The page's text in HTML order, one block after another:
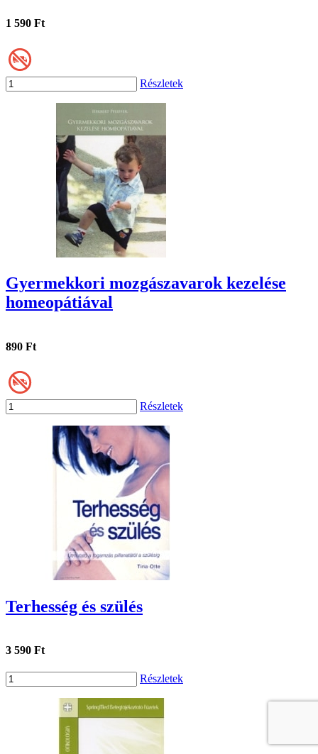
1 590 Ft
Részletek
Gyermekkori mozgászavarok kezelése
homeopátiával
890 Ft
Részletek
Terhesség és szülés
3 590 Ft
Részletek